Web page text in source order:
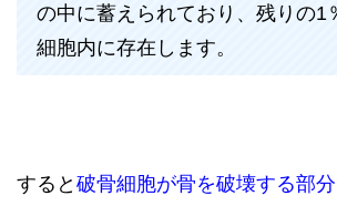
の中に蓄えられており、残りの1
細胞内に存在します。
すると 破骨細胞が骨を破壊する部